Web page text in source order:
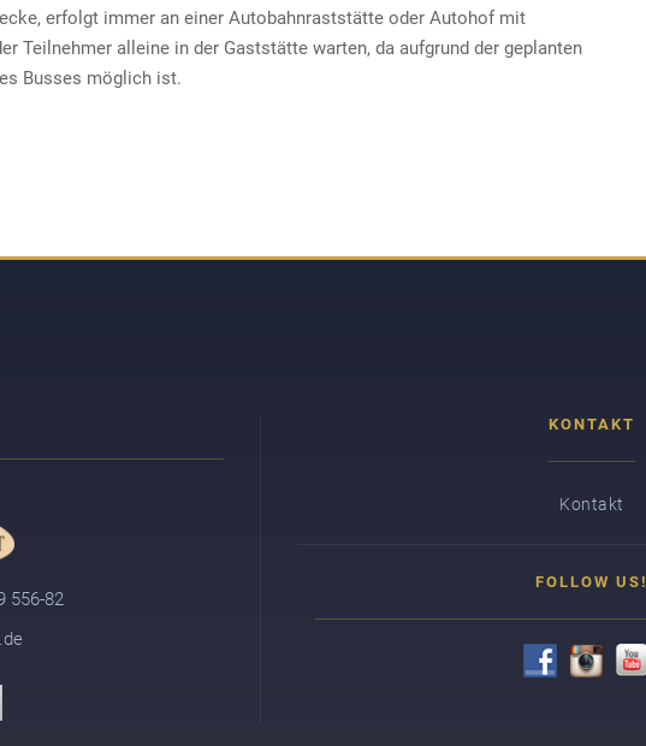
erfolgt immer an einer Autobahnraststätte oder Autohof mit
Teilnehmer alleine in der Gaststätte warten, da aufgrund der geplanten
Busses möglich ist.
556-82
KONTAKT
Kontakt
FOLLOW US!